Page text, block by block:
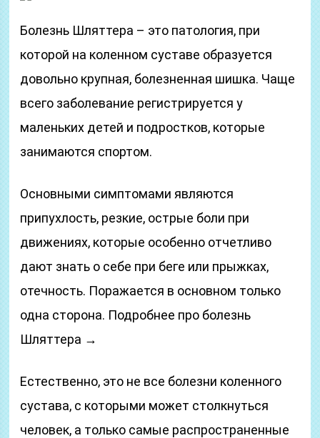
Болезнь Шляттера – это патология, при
которой на коленном суставе образуется
довольно крупная, болезненная шишка. Чаще
всего заболевание регистрируется у
маленьких детей и подростков, которые
занимаются спортом.
Основными симптомами являются
припухлость, резкие, острые боли при
движениях, которые особенно отчетливо
дают знать о себе при беге или прыжках,
отечность. Поражается в основном только
одна сторона. Подробнее про болезнь
Шляттера →
Естественно, это не все болезни коленного
сустава, с которыми может столкнуться
человек, а только самые распространенные